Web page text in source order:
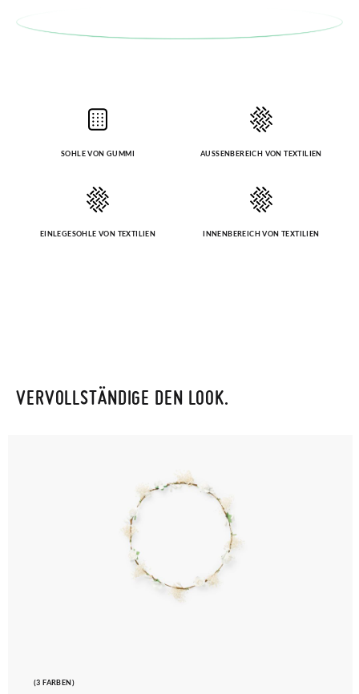
ursprüngliches Paar unter Verwendung des bereitgestellten
Etiketts bei einer Postfiliale zurück und geben Sie eine neue
SOHLE VON GUMMI AUSSENBEREICH VON TEXTILIEN
EINLEGESOHLE VON TEXTILIEN INNENBEREICH VON TEXTILIEN
VERVOLLSTÄNDIGE DEN LOOK.
(3 FARBEN)